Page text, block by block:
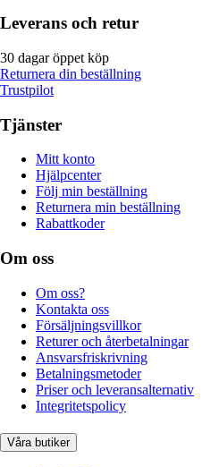
Leverans och retur
30 dagar öppet köp
Returnera din beställning
Trustpilot
Tjänster
Mitt konto
Hjälpcenter
Följ min beställning
Returnera min beställning
Rabattkoder
Om oss
Om oss?
Kontakta oss
Försäljningsvillkor
Returer och återbetalningar
Ansvarsfriskrivning
Betalningsmetoder
Priser och leveransalternativ
Integritetspolicy
Våra butiker